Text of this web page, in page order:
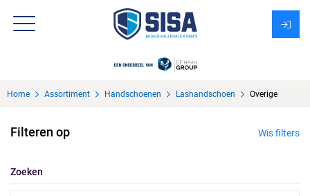
Over Sisa
KMS
Uitzendbureau?
Home Assortiment Handschoenen Lashandschoen Overige
Filteren op Wis filters
Zoeken